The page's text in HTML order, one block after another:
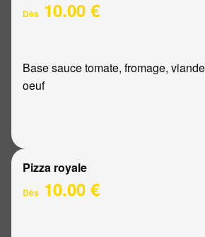
Dès 10.00 €
Base sauce tomate, fromage,
oeuf
Pizza royale
Dès 10.00 €